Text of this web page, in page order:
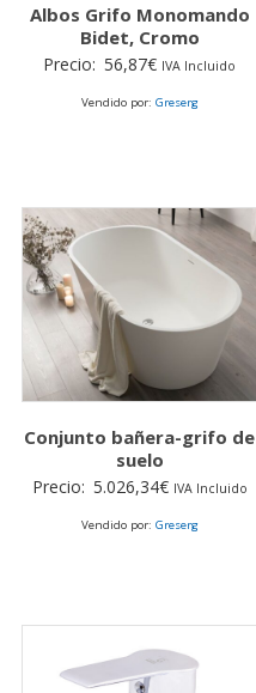
Albos Grifo Monomando
Bidet, Cromo
Precio: 56,87€ IVA Incluido
Vendido por: Greserg
Conjunto bañera-grifo de
suelo
Precio: 5.026,34€ IVA Incluido
Vendido por: Greserg